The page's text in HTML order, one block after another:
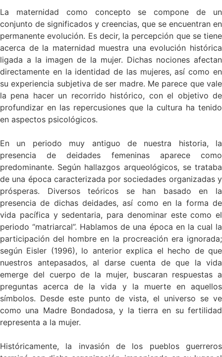
La maternidad como concepto se compone de un
conjunto de significados y creencias, que se encuentran en
permanente evolución. Es decir, la percepción que se tiene
acerca de la maternidad muestra una evolución histórica
ligada a la imagen de la mujer. Dichas nociones afectan
directamente en la identidad de las mujeres, así como en
su experiencia subjetiva de ser madre. Me parece que vale
la pena hacer un recorrido histórico, con el objetivo de
profundizar en las repercusiones que la cultura ha tenido
en aspectos psicológicos.
En un periodo muy antiguo de nuestra historia, la
presencia de deidades femeninas aparece como
predominante. Según hallazgos arqueológicos, se trataba
de una época caracterizada por sociedades organizadas y
prósperas. Diversos teóricos se han basado en la
presencia de dichas deidades, así como en la forma de
vida pacífica y sedentaria, para denominar este como el
periodo “matriarcal”. Hablamos de una época en la cual la
participación del hombre en la procreación era ignorada;
según Eisler (1996), lo anterior explica el hecho de que
nuestros antepasados, al darse cuenta de que la vida
emerge del cuerpo de la mujer, buscaran respuestas a
preguntas acerca de la vida y la muerte en aquellos
símbolos. Desde este punto de vista, el universo se ve
como una Madre Bondadosa, y la tierra en su fertilidad
representa a la mujer.
Históricamente, la invasión de los pueblos guerreros